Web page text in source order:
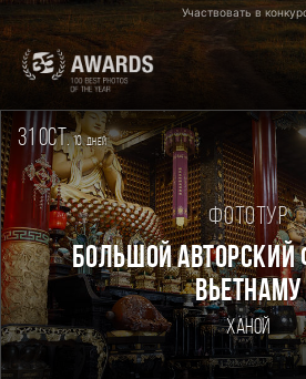
Участвовать в
31 oct. 10дней
Фототур
Большой авторский
Вьетнаму
Ханой